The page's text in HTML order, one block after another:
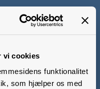
vi cookies
funktionalitet
som hjælper os med